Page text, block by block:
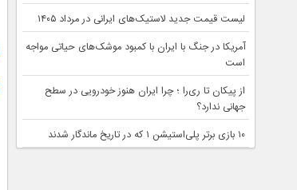
لیست قیمت جدید لاستیک‌های ایرانی در مرداد ۱۴۰۵
آمریکا در جنگ با ایران با کمبود موشک‌های حیاتی مواجه
است
از پیکان تا ری‌را ؛ چرا ایران هنوز خودرویی در سطح
جهانی ندارد؟
۱۰ بازی برتر پلی‌استیشن ۱ که در تاریخ ماندگار شدند